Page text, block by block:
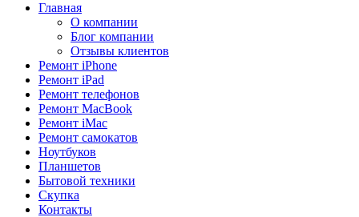
Главная
О компании
Блог компании
Отзывы клиентов
Ремонт iPhone
Ремонт iPad
Ремонт телефонов
Ремонт MacBook
Ремонт iMac
Ремонт самокатов
Ноутбуков
Планшетов
Бытовой техники
Скупка
Контакты